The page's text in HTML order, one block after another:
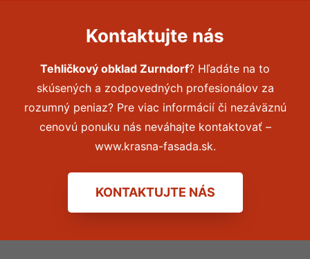
Kontaktujte nás
Tehličkový obklad Zurndorf? Hľadáte na to
skúsených a zodpovedných profesionálov za
rozumný peniaz? Pre viac informácií či nezáväznú
cenovú ponuku nás neváhajte kontaktovať –
www.krasna-fasada.sk.
KONTAKTUJTE NÁS